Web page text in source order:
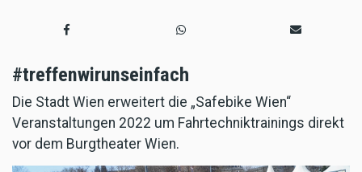
#treffenwirunseinfach
Die Stadt Wien erweitert die „Safebike Wien“
Veranstaltungen 2022 um Fahrtechniktrainings direkt
vor dem Burgtheater Wien.